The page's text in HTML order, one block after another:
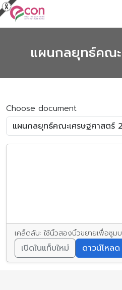
แผนกลยุทธ์คณ
Choose document
เคล็ดลับ: ใช้นิ้วสองนิ้วขยายเพื่อซูม
เปิดในแท็บใหม่ ดาวน์โหลด